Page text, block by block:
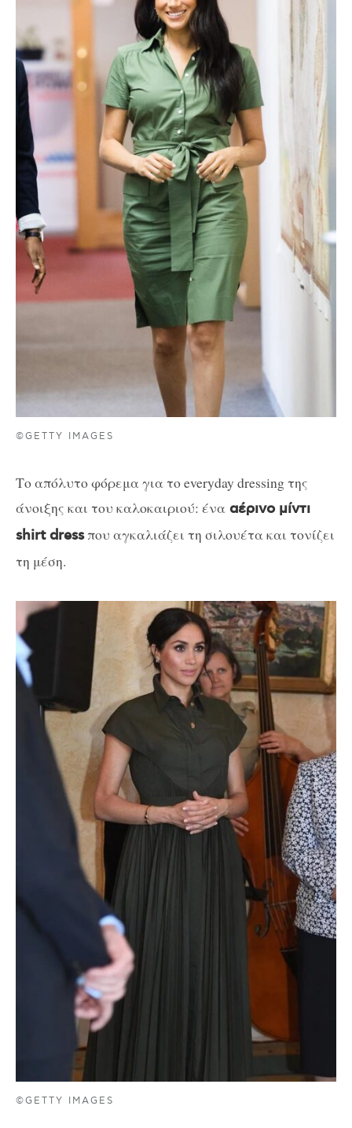
©GETTY IMAGES
Το απόλυτο φόρεμα για το everyday dressing της
άνοιξης και του καλοκαιριού: ένα αέρινο μίντι
shirt dressπου αγκαλιάζει τη σιλουέτα και τονίζει
τη μέση.
©GETTY IMAGES